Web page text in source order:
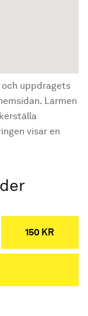
uppdragets
Larmen
visar en
150 KR